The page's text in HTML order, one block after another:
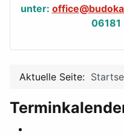
unter:
Aktuelle Seite: